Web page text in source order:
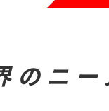
のニー